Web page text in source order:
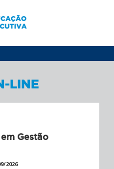
LINE
Gestão
2026